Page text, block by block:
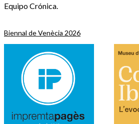
Equipo Crónica.
Biennal de Venècia 2026